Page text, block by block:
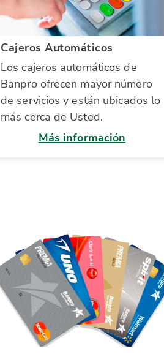
Cajeros Automáticos
Los cajeros automáticos de
Banpro ofrecen mayor número
de servicios y están ubicados lo
más cerca de Usted.
Más información